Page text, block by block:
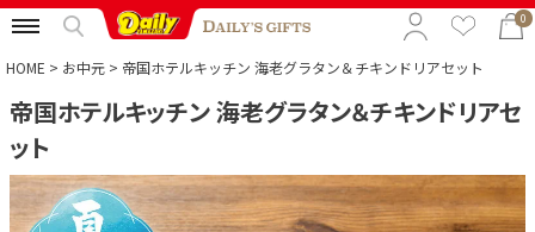
0
特集から選ぶ
予算から選ぶ
カテゴリから選ぶ
HOME お中元 帝国ホテルキッチン 海老グラタン＆チキンドリアセット
帝国ホテルキッチン 海老グラタン＆チキンドリアセ
ット